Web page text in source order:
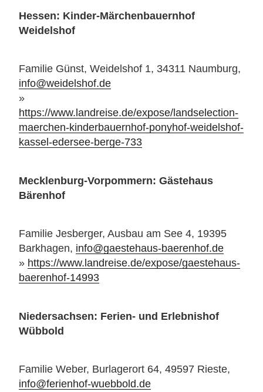
Hessen: Kinder-Märchenbauernhof
Weidelshof
Familie Günst, Weidelshof 1, 34311 Naumburg,
info@weidelshof.de
»
https://www.landreise.de/expose/landselection-
maerchen-kinderbauernhof-ponyhof-weidelshof-
kassel-edersee-berge-733
Mecklenburg-Vorpommern: Gästehaus
Bärenhof
Familie Jesberger, Ausbau am See 4, 19395
Barkhagen, info@gaestehaus-baerenhof.de
» https://www.landreise.de/expose/gaestehaus-
baerenhof-14993
Niedersachsen: Ferien- und Erlebnishof
Wübbold
Familie Weber, Burlagerort 64, 49597 Rieste,
info@ferienhof-wuebbold.de